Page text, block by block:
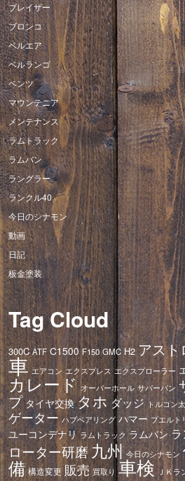
ブレイザー
ブロンコ
ベルエア
ベルランゴ
ベンツ
マウンテニア
メンテナンス
ラムトラック
ラムバン
ラングラー
ランクル40
今日のシナモン
動画
日記
板金塗装
Tag Cloud
300C ATF C1500 F150 GMC H2 アスト
車 エアコン エクスプレス エクスプローラー
カレード オーバーホール サバーバン
プタイヤ交換タホ ダッジ トルコン
ゲーター ハブベアリング ハマー プエルト
ユーコンデナリ ラムトラック ラムバン ラ
ローター研磨九州 今日のシナモン
備 構造変更 販売 買取り 車検 ＪＫラ